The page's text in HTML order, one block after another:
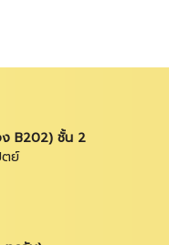
ง B202) ชั้น 2
ตย์